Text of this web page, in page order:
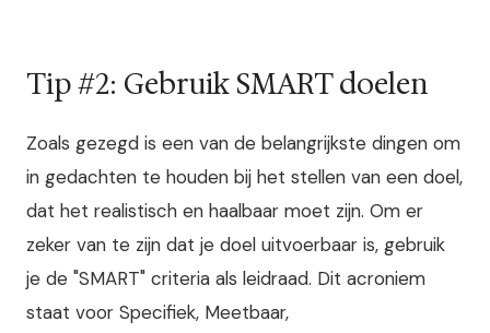
Tip #2: Gebruik SMART doelen
Zoals gezegd is een van de belangrijkste dingen om
in gedachten te houden bij het stellen van een doel,
dat het realistisch en haalbaar moet zijn. Om er
zeker van te zijn dat je doel uitvoerbaar is, gebruik
je de "SMART" criteria als leidraad. Dit acroniem
staat voor Specifiek, Meetbaar,